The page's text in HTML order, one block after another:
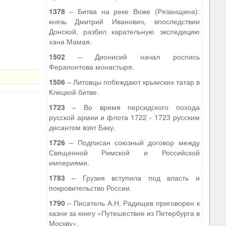
1378– Битва на реке Воже (Рязанщина):
князь Дмитрий Иванович, впоследствии
Донской, разбил карательную экспедицию
хана Мамая.
1502– Дионисий начал роспись
Ферапонтова монастыря.
1506– Литовцы побеждают крымских татар в
Клецкой битве.
1723 – Во время персидского похода
русской армии и флота 1722 - 1723 русским
десантом взят Баку.
1726– Подписан союзный договор между
Священной Римской и Российской
империями.
1783 – Грузия вступила под власть и
покровительство России.
1790– Писатель А.Н. Радищев приговорен к
казни за книгу «Путешествие из Петербурга в
Москву».